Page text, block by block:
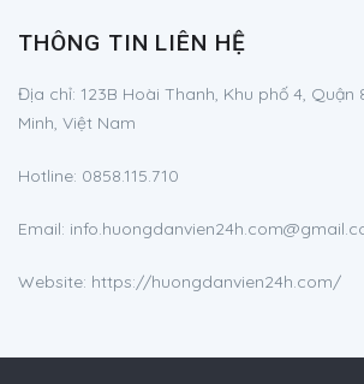
THÔNG TIN LIÊN HỆ
Địa chỉ: 123B Hoài Thanh, Khu phố 4, Quận
Minh, Việt Nam
Hotline: 0858.115.710
Email:
Website: https://huongdanvien24h.com/